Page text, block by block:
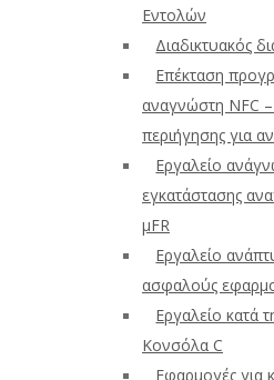
Εντολών
Διαδικτυακός
Επέκταση
αναγνώστη NFC
περιήγησης για
Εργαλείο
εγκατάστασης
μFR
Εργαλείο
ασφαλούς
Εργαλείο κατά
Κονσόλα C
Εφαρμογές για